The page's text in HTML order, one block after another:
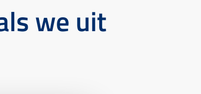
we uit